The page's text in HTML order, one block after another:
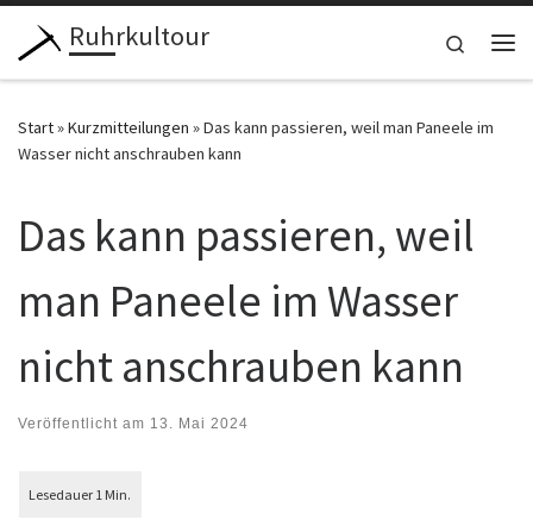
Zum Inhalt springen
Ruhrkultour
Search
Start»Kurzmitteilungen »Das kann passieren, weil man Paneele im
Wasser nicht anschrauben kann
Das kann passieren, weil
man Paneele im Wasser
nicht anschrauben kann
Veröffentlicht am 13. Mai 2024